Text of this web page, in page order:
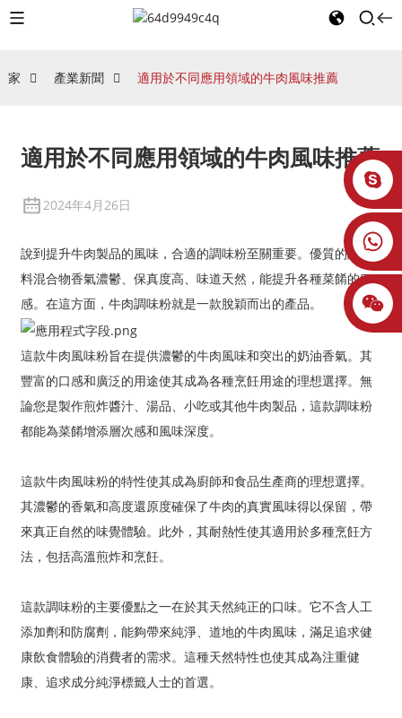
家 產業新聞 適用於不同應用領域的牛肉風味推薦
適用於不同應用領域的牛肉風味推薦
2024年4月26日
說到提升牛肉製品的風味，合適的調味粉至關重要。優質的調味
料混合物香氣濃鬱、保真度高、味道天然，能提升各種菜餚的口
感。在這方面，牛肉調味粉就是一款脫穎而出的產品。
這款牛肉風味粉旨在提供濃鬱的牛肉風味和突出的奶油香氣。其
豐富的口感和廣泛的用途使其成為各種烹飪用途的理想選擇。無
論您是製作煎炸醬汁、湯品、小吃或其他牛肉製品，這款調味粉
都能為菜餚增添層次感和風味深度。
這款牛肉風味粉的特性使其成為廚師和食品生產商的理想選擇。
其濃鬱的香氣和高度還原度確保了牛肉的真實風味得以保留，帶
來真正自然的味覺體驗。此外，其耐熱性使其適用於多種烹飪方
法，包括高溫煎炸和烹飪。
這款調味粉的主要優點之一在於其天然純正的口味。它不含人工
添加劑和防腐劑，能夠帶來純淨、道地的牛肉風味，滿足追求健
康飲食體驗的消費者的需求。這種天然特性也使其成為注重健
康、追求成分純淨標籤人士的首選。